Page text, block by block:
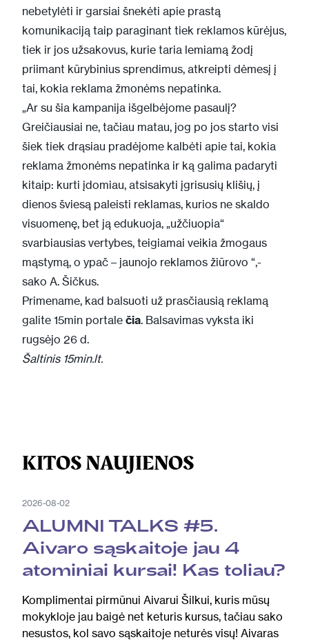
nebetylėti ir garsiai šnekėti apie prastą
komunikaciją taip paraginant tiek reklamos kūrėjus,
tiek ir jos užsakovus, kurie taria lemiamą žodį
priimant kūrybinius sprendimus, atkreipti dėmesį į
tai, kokia reklama žmonėms nepatinka.
„Ar su šia kampanija išgelbėjome pasaulį?
Greičiausiai ne, tačiau matau, jog po jos starto visi
šiek tiek drąsiau pradėjome kalbėti apie tai, kokia
reklama žmonėms nepatinka ir ką galima padaryti
kitaip: kurti įdomiau, atsisakyti įgrisusių klišių, į
dienos šviesą paleisti reklamas, kurios ne skaldo
visuomenę, bet ją edukuoja, „užčiuopia“
svarbiausias vertybes, teigiamai veikia žmogaus
mąstymą, o ypač – jaunojo reklamos žiūrovo “,-
sako A. Šičkus.
Primename, kad balsuoti už prasčiausią reklamą
galite 15min portale čia. Balsavimas vyksta iki
rugsėjo 26 d.
Šaltinis 15min.lt.
KITOS NAUJIENOS
2026-08-02
ALUMNI TALKS #5.
Aivaro sąskaitoje jau 4
atominiai kursai! Kas toliau?
Komplimentai pirmūnui Aivarui Šilkui, kuris mūsų
mokykloje jau baigė net keturis kursus, tačiau sako
nesustos, kol savo sąskaitoje neturės visų! Aivaras